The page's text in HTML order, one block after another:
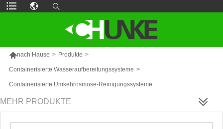
nach Hause > Produkte >
Containerisierte Wasseraufbereitungssysteme >
Containerisierte Umkehrosmose-Reinigungssysteme
MEHR PRODUKTE